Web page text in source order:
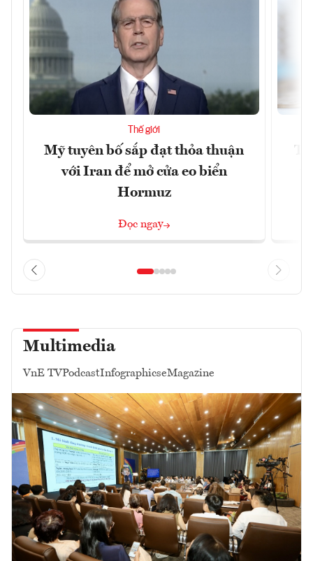
Thế giới
Mỹ tuyên bố sắp đạt thỏa thuận
với Iran để mở cửa eo biển
Hormuz
Đọc ngay
Multimedia
VnE TVPodcastInfographicseMagazine